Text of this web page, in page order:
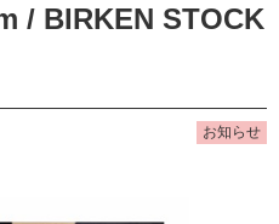
/ BIRKEN STOCK
お知らせ